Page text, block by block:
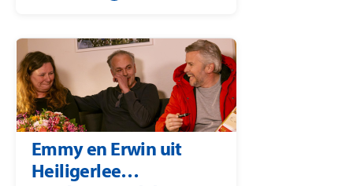
Emmy en Erwin uit
Heiligerlee